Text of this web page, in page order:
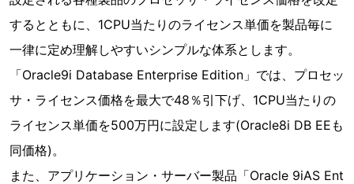
するとともに、1CPU当たりのライセンス単価を製品毎に
一律に定め理解しやすいシンプルな体系とします。
「Oracle9i Database Enterprise Edition」では、プロセッ
サ・ライセンス価格を最大で48％引下げ、1CPU当たりの
ライセンス単価を500万円に設定します(Oracle8i DB EEも
同価格)。
また、アプリケーション・サーバー製品「Oracle 9iAS Ent